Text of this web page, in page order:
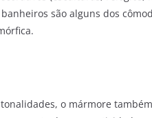
são alguns dos
o mármore